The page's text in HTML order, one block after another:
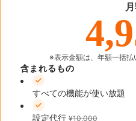
※表示金額は、年額一括払
含まれるもの
すべての機能が使い放題
設定代行 ¥10,000